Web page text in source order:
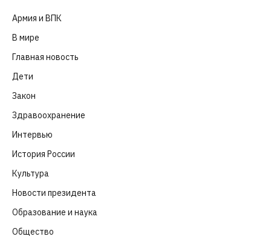
Армия и ВПК
В мире
Главная новость
Дети
Закон
Здравоохранение
Интервью
История России
Культура
Новости президента
Образование и наука
Общество